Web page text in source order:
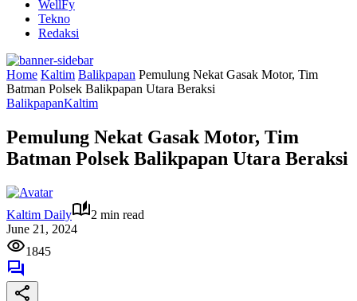
WellFy
Tekno
Redaksi
Home Kaltim Balikpapan Pemulung Nekat Gasak Motor, Tim
Batman Polsek Balikpapan Utara Beraksi
BalikpapanKaltim
Pemulung Nekat Gasak Motor, Tim
Batman Polsek Balikpapan Utara Beraksi
Kaltim Daily
2 min read
June 21, 2024
1845